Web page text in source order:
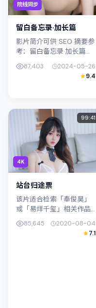
院线同步
留白备忘录·加长篇
影片简介可供 SEO 摘要参
考：留白备忘录·加长篇
主演松坂桃李；影片定位
惊悚，叙事锚定韩国（釜
87,403
2024-05-26
9.4
4K
99:41
站台归途票
该片适合检索「奉俊昊」
或「易烊千玺」相关作品
的观众：站台归途票在
2020年发行，类型上归入
传记，叙事焦点落在家庭
85,645
2020-08-04
7.1